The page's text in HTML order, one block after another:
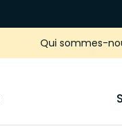
Qui sommes-